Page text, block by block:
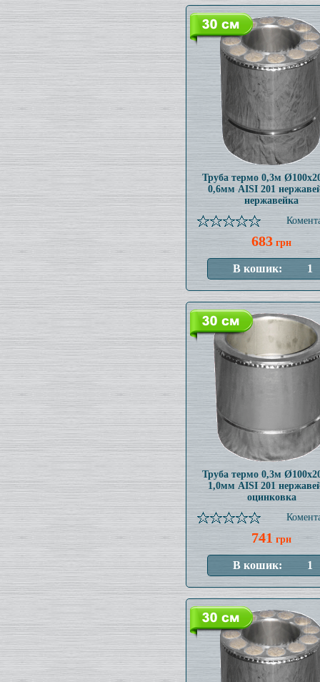
Труба термо 0,3м
0,6мм AISI 201
нержавейка
683 грн
Труба термо 0,3м
1,0мм AISI 201
оцинковка
741 грн